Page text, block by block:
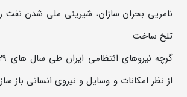
نامریی بحران سازان، شیرینی ملی شدن نفت
تلخ ساخت
از نظر امکانات و وسایل و نیروی انسانی باز